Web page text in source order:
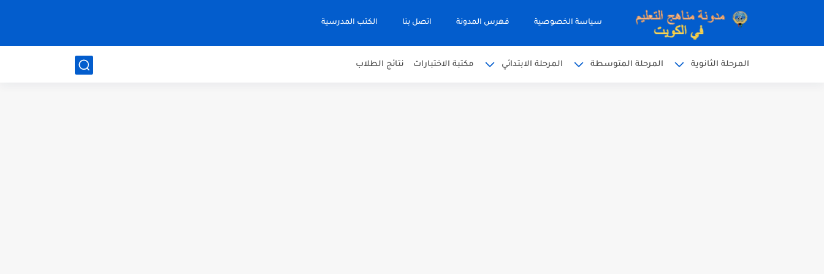
سياسة الخصوصية فهرس المدونة اتصل بنا الكتب المدرسية
المرحلة الثانوية المرحلة المتوسطة المرحلة الابتدائي مكتبة الاختبارات نتائج الطلاب